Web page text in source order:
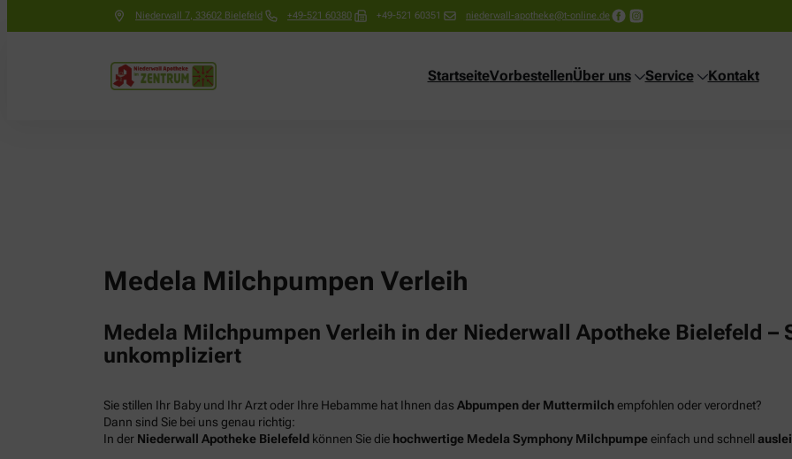
Niederwall 7, 33602 Bielefeld +49-521 60380 +49-521 60351 niederwall-apotheke@t-online.de
StartseiteVorbestellenÜber uns Service Kontakt
Medela Milchpumpen Verleih
Medela Milchpumpen Verleih in der Niederwall Apotheke Bielefeld –
unkompliziert
Sie stillen Ihr Baby und Ihr Arzt oder Ihre Hebamme hat Ihnen das Abpumpen der Muttermilchempfohlen oder verordnet?
Dann sind Sie bei uns genau richtig:
In der Niederwall Apotheke Bielefeld können Sie die hochwertige Medela Symphony Milchpumpeeinfach und schnell